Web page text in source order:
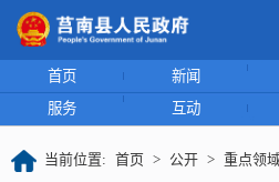
首页 新闻
服务
互动
当前位置: 首页 > 公开 > 重点领